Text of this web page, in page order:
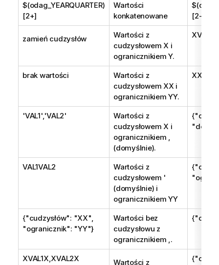
$(odag_YEARQUARTER)
[2+]
Wartości
konkatenowane
[2-]
zamień cudzysłów
Wartości z
cudzysłowem X i
ogranicznikiem Y.
brak wartości
Wartości z
cudzysłowem XX i
ogranicznikiem YY.
'VAL1','VAL2'
Wartości z
cudzysłowem X i
ogranicznikiem ,
(domyślnie).
VAL1VAL2
Wartości z
cudzysłowem '
(domyślnie) i
ogranicznikiem YY
{"cudzysłów": "XX",
"ogranicznik": "YY"}
Wartości bez
cudzysłowu z
ogranicznikiem ,.
XVAL1X,XVAL2X
Wartości z